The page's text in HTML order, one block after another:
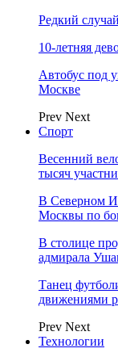
Редкий
10-летняя
Автобус под
Москве
Prev Next
Спорт
Весенний
тысяч
В Северном
Москвы по
В столице
адмирала
Танец
движениями
Prev Next
Технологии